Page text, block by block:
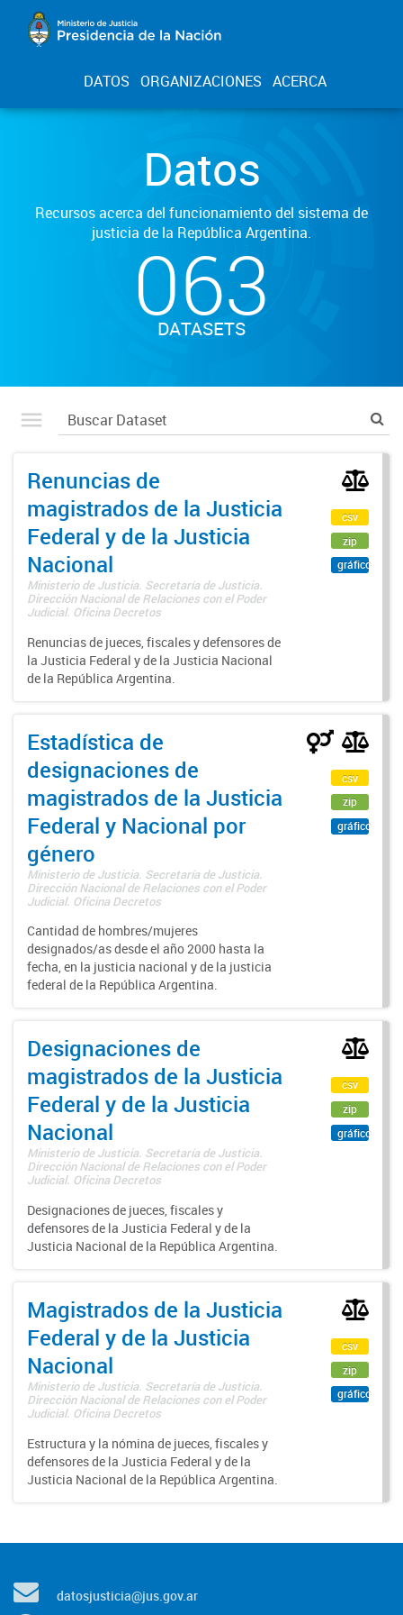
DATOS ORGANIZACIONES ACERCA
Datos
Recursos acerca del funcionamiento del sistema de
justicia de la República Argentina.
063
DATASETS
Renuncias de
magistrados de la Justicia
Federal y de la Justicia
Nacional
Ministerio de Justicia. Secretaría de Justicia.
Dirección Nacional de Relaciones con el Poder
Judicial. Oficina Decretos
Renuncias de jueces, fiscales y defensores de
la Justicia Federal y de la Justicia Nacional
de la República Argentina.
csv
zip
gráfico
Estadística de
designaciones de
magistrados de la Justicia
Federal y Nacional por
género
Ministerio de Justicia. Secretaría de Justicia.
Dirección Nacional de Relaciones con el Poder
Judicial. Oficina Decretos
Cantidad de hombres/mujeres
designados/as desde el año 2000 hasta la
fecha, en la justicia nacional y de la justicia
federal de la República Argentina.
csv
zip
gráfico
Designaciones de
magistrados de la Justicia
Federal y de la Justicia
Nacional
Ministerio de Justicia. Secretaría de Justicia.
Dirección Nacional de Relaciones con el Poder
Judicial. Oficina Decretos
Designaciones de jueces, fiscales y
defensores de la Justicia Federal y de la
Justicia Nacional de la República Argentina.
csv
zip
gráfico
Magistrados de la Justicia
Federal y de la Justicia
Nacional
Ministerio de Justicia. Secretaría de Justicia.
Dirección Nacional de Relaciones con el Poder
Judicial. Oficina Decretos
Estructura y la nómina de jueces, fiscales y
defensores de la Justicia Federal y de la
Justicia Nacional de la República Argentina.
csv
zip
gráfico
datosjusticia@jus.gov.ar